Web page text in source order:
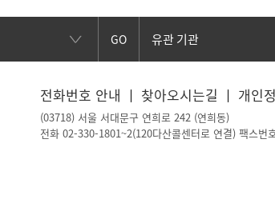
GO
전화번호 안내 찾아오시는길 개인
(03718) 서울 서대문구 연희로 242 (연희동)
전화 02-330-1801~2(120다산콜센터로 연결) 팩스번